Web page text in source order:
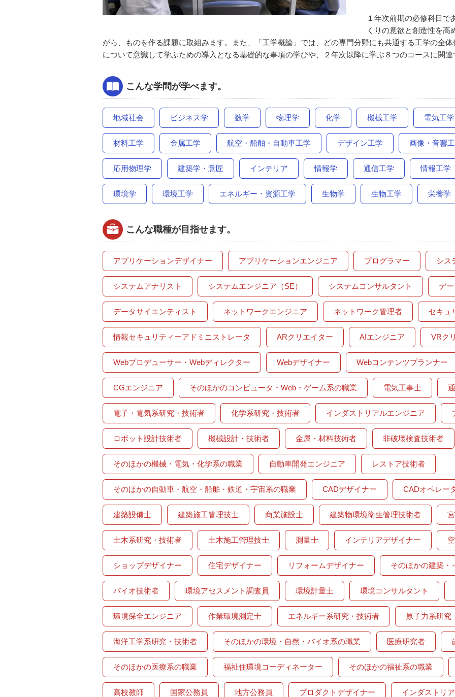
１年次前期の必修科目
くりの意欲と創造性を高
がら、ものを作る課題に取組みます。また、「工学概論」では、どの専門分野にも共通する工学の全
について意識して学ぶための導入となる基礎的な事項の学びや、２年次以降に学ぶ８つのコースに関連
こんな学問が学べます。
地域社会 ビジネス学 数学 物理学 化学 機械工学 電気工学
材料工学 金属工学 航空・船舶・自動車工学 デザイン工学 画像・音響
応用物理学 建築学・意匠 インテリア 情報学 通信工学 情報工学
環境学 環境工学 エネルギー・資源工学 生物学 生物工学 栄養学
こんな職種が目指せます。
アプリケーションデザイナー アプリケーションエンジニア プログラマー シス
システムアナリスト システムエンジニア（SE） システムコンサルタント デ
データサイエンティスト ネットワークエンジニア ネットワーク管理者 セキュ
情報セキュリティーアドミニストレータ ARクリエイター AIエンジニア VRク
Webプロデューサー・Webディレクター Webデザイナー Webコンテンツプランナー
CGエンジニア そのほかのコンピュータ・Web・ゲーム系の職業 電気工事士
電子・電気系研究・技術者 化学系研究・技術者 インダストリアルエンジニア
ロボット設計技術者 機械設計・技術者 金属・材料技術者 非破壊検査技術者
そのほかの機械・電気・化学系の職業 自動車開発エンジニア レストア技術者
そのほかの自動車・航空・船舶・鉄道・宇宙系の職業 CADデザイナー CADオペレー
建築設備士 建築施工管理技士 商業施設士 建築物環境衛生管理技術者
土木系研究・技術者 土木施工管理技士 測量士 インテリアデザイナー
ショップデザイナー 住宅デザイナー リフォームデザイナー そのほかの建築・
バイオ技術者 環境アセスメント調査員 環境計量士 環境コンサルタント
環境保全エンジニア 作業環境測定士 エネルギー系研究・技術者 原子力系研究
海洋工学系研究・技術者 そのほかの環境・自然・バイオ系の職業 医療研究者
そのほかの医療系の職業 福祉住環境コーディネーター そのほかの福祉系の職業
高校教師 国家公務員 地方公務員 プロダクトデザイナー インダストリ